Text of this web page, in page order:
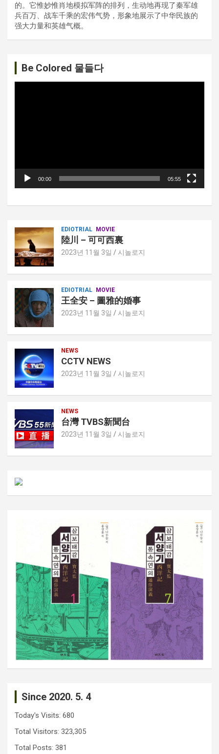
的。它惟妙惟肖地模拟军阵的排列，生动地再现了秦军雄
兵百万、战车千乘的宏伟气势，形象地展示了中华民族的
强大力量和英雄气概。
Be Colored 물들다
00:00 05:55
EDIOTRIAL MOVIE
陸川 – 可可西裏
2023년 11월 3일 시놀로지
EDIOTRIAL MOVIE
王全安 – 圖雅的婚事
2023년 11월 3일 시놀로지
NEWS
CCTV NEWS
2023년 11월 3일 시놀로지
NEWS
台灣 TVBS新聞台
2023년 11월 3일 시놀로지
Since 2020. 5. 4
Today's Visits: 680
Total Visitors: 323,305
Total Posts: 381